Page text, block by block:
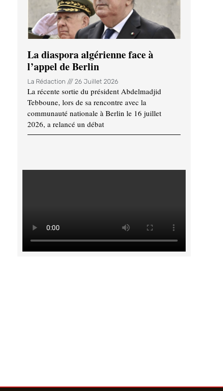
La diaspora algérienne face à
l’appel de Berlin
La Rédaction 26 Juillet 2026
La récente sortie du président Abdelmadjid
Tebboune, lors de sa rencontre avec la
communauté nationale à Berlin le 16 juillet
2026, a relancé un débat